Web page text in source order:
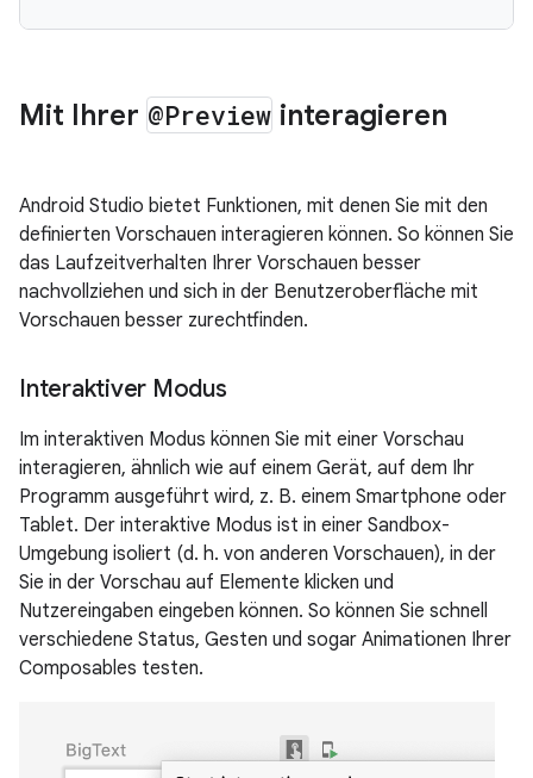
Mit Ihrer @Preview interagieren
Android Studio bietet Funktionen, mit denen Sie mit den
definierten Vorschauen interagieren können. So können Sie
das Laufzeitverhalten Ihrer Vorschauen besser
nachvollziehen und sich in der Benutzeroberfläche mit
Vorschauen besser zurechtfinden.
Interaktiver Modus
Im interaktiven Modus können Sie mit einer Vorschau
interagieren, ähnlich wie auf einem Gerät, auf dem Ihr
Programm ausgeführt wird, z. B. einem Smartphone oder
Tablet. Der interaktive Modus ist in einer Sandbox-
Umgebung isoliert (d. h. von anderen Vorschauen), in der
Sie in der Vorschau auf Elemente klicken und
Nutzereingaben eingeben können. So können Sie schnell
verschiedene Status, Gesten und sogar Animationen Ihrer
Composables testen.